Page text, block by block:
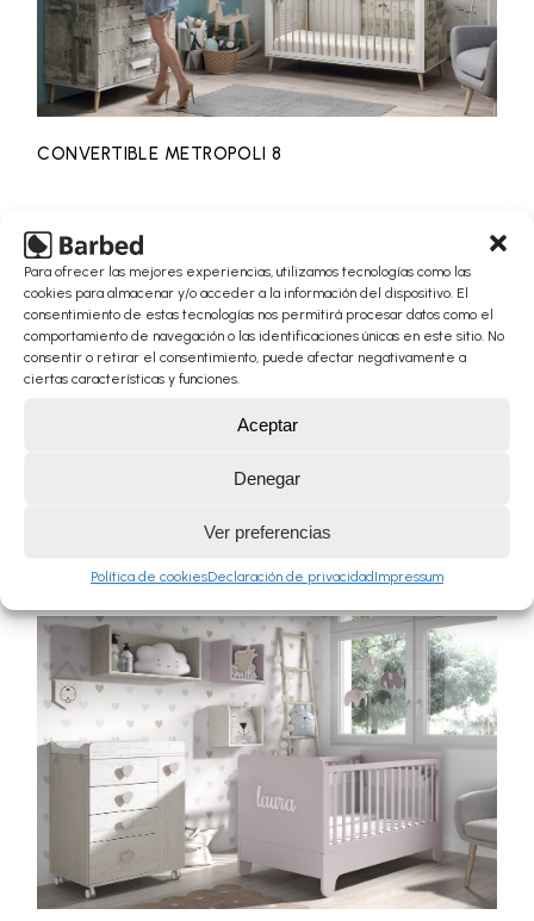
Para ofrecer las mejores experiencias, utilizamos tecnologías como las
cookies para almacenar y/o acceder a la información del dispositivo. El
consentimiento de estas tecnologías nos permitirá procesar datos como el
comportamiento de navegación o las identificaciones únicas en este sitio. No
consentir o retirar el consentimiento, puede afectar negativamente a
ciertas características y funciones.
Aceptar
Denegar
Ver preferencias
Política de cookiesDeclaración de privacidad Impressum
CONVERTIBLE METROPOLI 8
CONVERTIBLE ELEMENTAL 7